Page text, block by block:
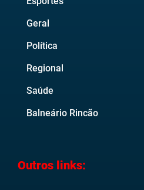
Geral
Política
Regional
Saúde
Balneário Rincão
Outros links: